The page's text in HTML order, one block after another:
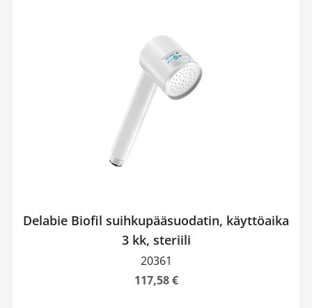
Delabie Biofil suihkupääsuodatin, käyttöaika
3 kk, steriili
20361
117,58 €